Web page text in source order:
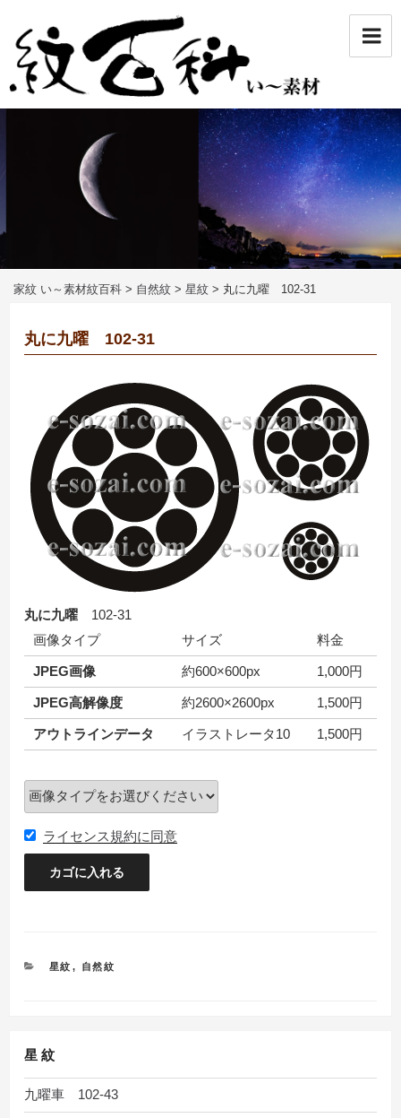
ツ
へ
家紋 い～素材紋百科 > 自然紋 > 星紋 > 丸に九曜 102-31
丸に九曜 102-31
丸に九曜 102-31
画像タイプ
サイズ 料金
JPEG画像 約600×600px 1,000円
JPEG高解像度 約2600×2600px 1,500円
アウトラインデータ イラストレータ10 1,500円
ライセンス規約に同意
カ
星紋 , 自然紋
星 紋
九曜車 102-43